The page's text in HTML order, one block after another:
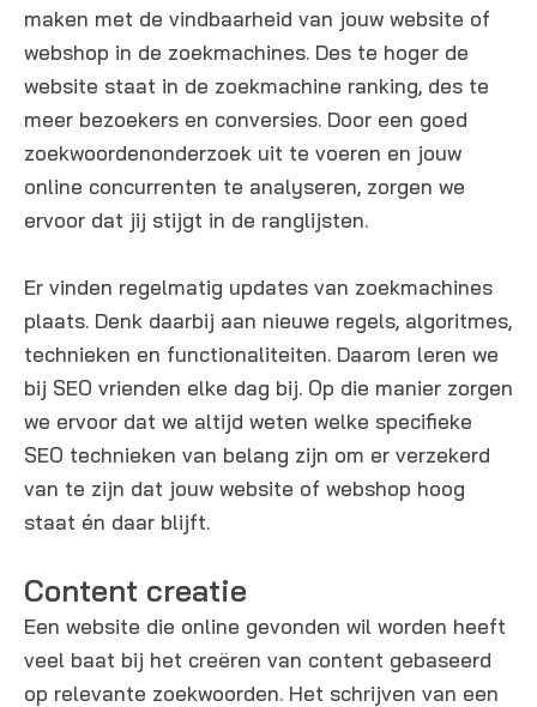
maken met de vindbaarheid van jouw website of
webshop in de zoekmachines. Des te hoger de
website staat in de zoekmachine ranking, des te
meer bezoekers en conversies. Door een goed
zoekwoordenonderzoek uit te voeren en jouw
online concurrenten te analyseren, zorgen we
ervoor dat jij stijgt in de ranglijsten.
Er vinden regelmatig updates van zoekmachines
plaats. Denk daarbij aan nieuwe regels, algoritmes,
technieken en functionaliteiten. Daarom leren we
bij SEO vrienden elke dag bij. Op die manier zorgen
we ervoor dat we altijd weten welke specifieke
SEO technieken van belang zijn om er verzekerd
van te zijn dat jouw website of webshop hoog
staat én daar blijft.
Content creatie
Een website die online gevonden wil worden heeft
veel baat bij het creëren van content gebaseerd
op relevante zoekwoorden. Het schrijven van een